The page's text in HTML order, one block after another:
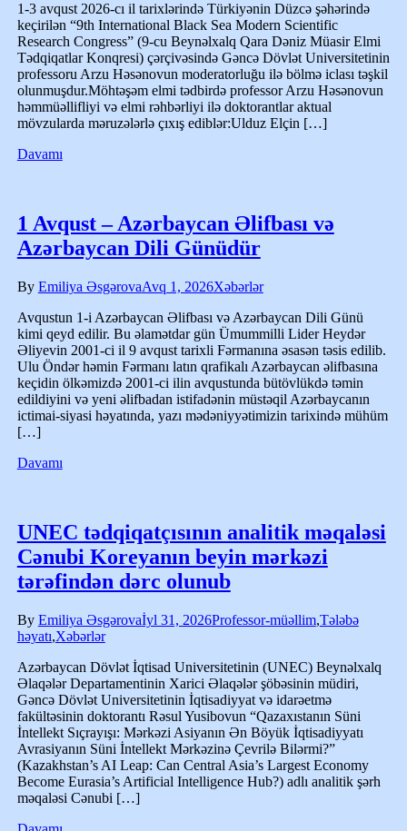
1-3 avqust 2026-cı il tarixlərində Türkiyənin Düzcə şəhərində
keçirilən “9th International Black Sea Modern Scientific
Research Congress” (9-cu Beynəlxalq Qara Dəniz Müasir Elmi
Tədqiqatlar Konqresi) çərçivəsində Gəncə Dövlət Universitetinin
professoru Arzu Həsənovun moderatorluğu ilə bölmə iclası təşkil
olunmuşdur.Möhtəşəm elmi tədbirdə professor Arzu Həsənovun
həmmüəllifliyi və elmi rəhbərliyi ilə doktorantlar aktual
mövzularda məruzələrlə çıxış ediblər:Ulduz Elçin […]
Davamı
1 Avqust – Azərbaycan Əlifbası və
Azərbaycan Dili Günüdür
By Emiliya ƏsgərovaAvq 1, 2026Xəbərlər
Avqustun 1-i Azərbaycan Əlifbası və Azərbaycan Dili Günü
kimi qeyd edilir. Bu əlamətdar gün Ümummilli Lider Heydər
Əliyevin 2001-ci il 9 avqust tarixli Fərmanına əsasən təsis edilib.
Ulu Öndər həmin Fərmanı latın qrafikalı Azərbaycan əlifbasına
keçidin ölkəmizdə 2001-ci ilin avqustunda bütövlükdə təmin
edildiyini və yeni əlifbadan istifadənin müstəqil Azərbaycanın
ictimai-siyasi həyatında, yazı mədəniyyətimizin tarixində mühüm
[…]
Davamı
UNEC tədqiqatçısının analitik məqaləsi
Cənubi Koreyanın beyin mərkəzi
tərəfindən dərc olunub
By Emiliya Əsgərovaİyl 31, 2026Professor-müəllim,Tələbə
həyatı,Xəbərlər
Azərbaycan Dövlət İqtisad Universitetinin (UNEC) Beynəlxalq
Əlaqələr Departamentinin Xarici Əlaqələr şöbəsinin müdiri,
Gəncə Dövlət Universitetinin İqtisadiyyat və idarəetmə
fakültəsinin doktorantı Rəsul Yusibovun “Qazaxıstanın Süni
İntellekt Sıçrayışı: Mərkəzi Asiyanın Ən Böyük İqtisadiyyatı
Avrasiyanın Süni İntellekt Mərkəzinə Çevrilə Bilərmi?”
(Kazakhstan’s AI Leap: Can Central Asia’s Largest Economy
Become Eurasia’s Artificial Intelligence Hub?) adlı analitik şərh
məqaləsi Cənubi […]